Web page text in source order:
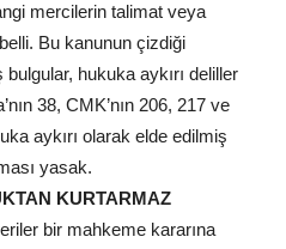
mercilerin talimat veya
Bu kanunun çizdiği
bulgular, hukuka aykırı deliller
38, CMK’nın 206, 217 ve
aykırı olarak elde edilmiş
yasak.
KURTARMAZ
bir mahkeme kararına